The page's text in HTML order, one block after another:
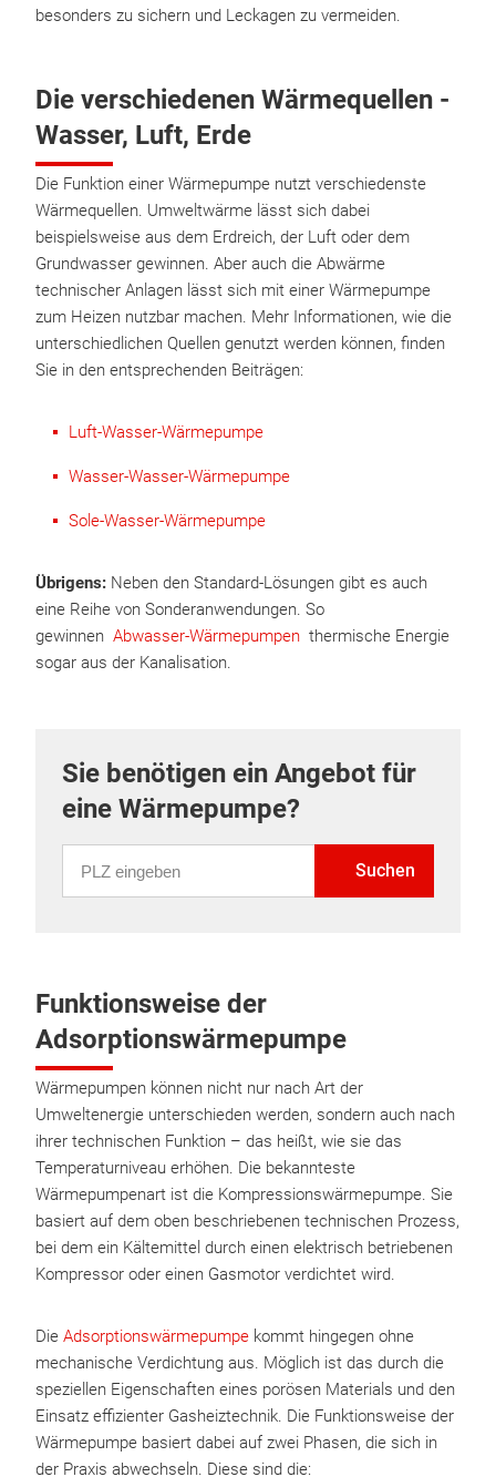
besonders zu sichern und Leckagen zu vermeiden.
Die verschiedenen Wärmequellen -
Wasser, Luft, Erde
Die Funktion einer Wärmepumpe nutzt verschiedenste
Wärmequellen. Umweltwärme lässt sich dabei
beispielsweise aus dem Erdreich, der Luft oder dem
Grundwasser gewinnen. Aber auch die Abwärme
technischer Anlagen lässt sich mit einer Wärmepumpe
zum Heizen nutzbar machen. Mehr Informationen, wie die
unterschiedlichen Quellen genutzt werden können, finden
Sie in den entsprechenden Beiträgen:
Luft-Wasser-Wärmepumpe
Wasser-Wasser-Wärmepumpe
Sole-Wasser-Wärmepumpe
Übrigens: Neben den Standard-Lösungen gibt es auch
eine Reihe von Sonderanwendungen. So
gewinnen Abwasser-Wärmepumpen thermische Energie
sogar aus der Kanalisation.
Sie benötigen ein Angebot für
eine Wärmepumpe?
Suchen
Funktionsweise der
Adsorptionswärmepumpe
Wärmepumpen können nicht nur nach Art der
Umweltenergie unterschieden werden, sondern auch nach
ihrer technischen Funktion – das heißt, wie sie das
Temperaturniveau erhöhen. Die bekannteste
Wärmepumpenart ist die Kompressionswärmepumpe. Sie
basiert auf dem oben beschriebenen technischen Prozess,
bei dem ein Kältemittel durch einen elektrisch betriebenen
Kompressor oder einen Gasmotor verdichtet wird.
Die Adsorptionswärmepumpe kommt hingegen ohne
mechanische Verdichtung aus. Möglich ist das durch die
speziellen Eigenschaften eines porösen Materials und den
Einsatz effizienter Gasheiztechnik. Die Funktionsweise der
Wärmepumpe basiert dabei auf zwei Phasen, die sich in
der Praxis abwechseln. Diese sind die: